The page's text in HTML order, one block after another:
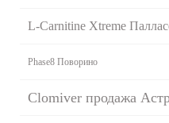
L-Carnitine Xtreme
Phase8 Поворино
Clomiver продажа